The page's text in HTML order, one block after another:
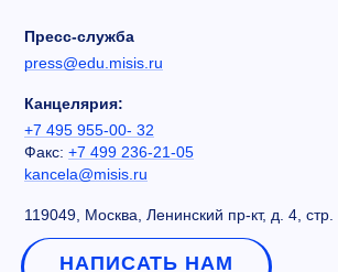
Пресс-служба
press@edu.misis.ru
Канцелярия:
+7 495 955-00- 32
Факс: +7 499 236-21-05
kancela@misis.ru
119049, Москва, Ленинский пр-кт, д. 4, стр.
НАПИСАТЬ НАМ